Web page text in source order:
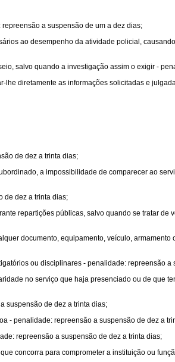
a suspensão de um a dez dias;
ao desempenho da atividade policial,
salvo quando a investigação assim o exigir -
diretamente as informações solicitadas e
de dez a trinta dias;
a impossibilidade de comparecer ao
de dez a trinta dias;
repartições públicas, salvo quando se tratar de
documento, equipamento, veículo,
ou disciplinares - penalidade: repreensão a
no serviço que haja presenciado ou de que
suspensão de dez a trinta dias;
- penalidade: repreensão a suspensão de dez a
repreensão a suspensão de dez a trinta dias;
concorra para comprometer a instituição ou